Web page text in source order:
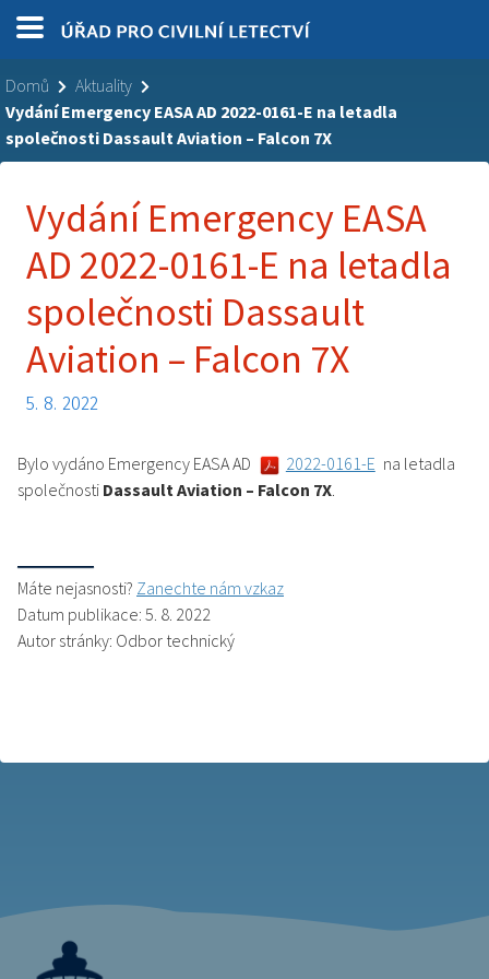
Domů
Aktuality
Vydání Emergency EASA AD 2022-0161-E na letadla
společnosti Dassault Aviation – Falcon 7X
Vydání Emergency EASA
AD 2022-0161-E na letadla
společnosti Dassault
Aviation – Falcon 7X
5. 8. 2022
Bylo vydáno Emergency EASA AD 2022-0161-E na letadla
společnosti Dassault Aviation – Falcon 7X.
Máte nejasnosti? Zanechte nám vzkaz
Datum publikace: 5. 8. 2022
Autor stránky: Odbor technický